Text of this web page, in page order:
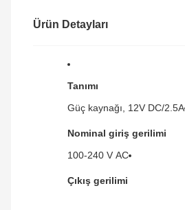
Ürün Detayları
Tanımı
Güç kaynağı, 12V DC/2.5A
Nominal giriş gerilimi
100-240 V AC
Çıkış gerilimi